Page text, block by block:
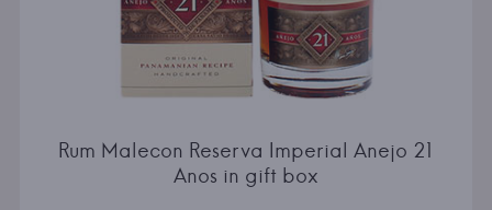
Rum Malecon Reserva Imperial Anejo 21
Anos in gift box